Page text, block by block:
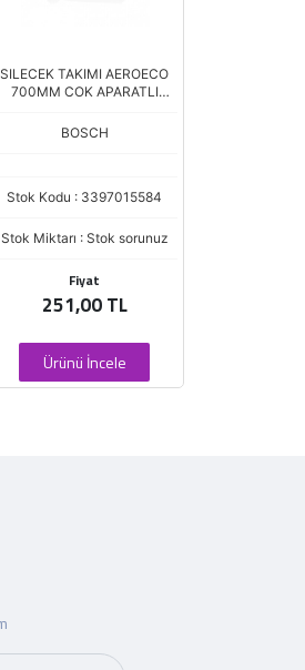
SILECEK TAKIMI AEROECO
700MM COK APARATLI
BOSCH
Stok Kodu : 3397015584
Stok Miktarı : Stok sorunuz
Fiyat
251,00 TL
Ürünü İncele